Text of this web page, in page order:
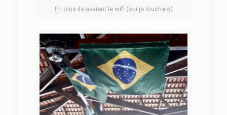
En plus ils avaient le wifi (oui je louchais)